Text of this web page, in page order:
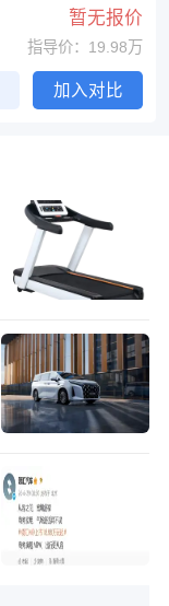
暂无报价
指导价：19.98万
加入对比